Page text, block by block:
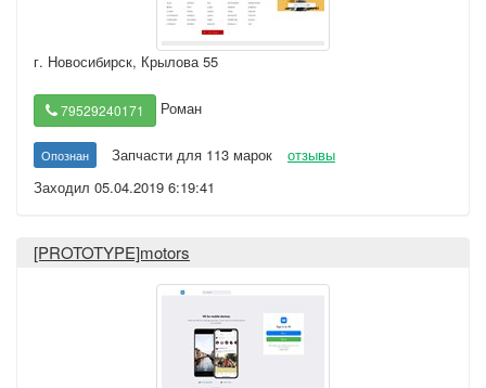
г. Новосибирск, Крылова 55
79529240171 Роман
Опознан Запчасти для 113 марок
отзывы
Заходил 05.04.2019 6:19:41
[PROTOTYPE]motors